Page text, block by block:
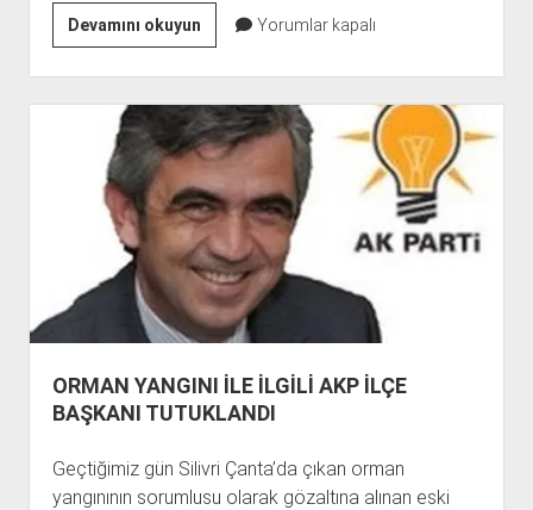
Devamını okuyunSİLİVRİSPOR’DA
GÖREV
DAĞILIMI
Yorumlar kapalı
ORMAN YANGINI İLE İLGİLİ AKP İLÇE
BAŞKANI TUTUKLANDI
Geçtiğimiz gün Silivri Çanta’da çıkan orman
yangınının sorumlusu olarak gözaltına alınan eski